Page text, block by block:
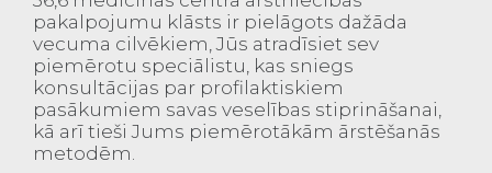
pakalpojumu klāsts ir pielāgots dažāda
vecuma cilvēkiem, Jūs atradīsiet sev
piemērotu speciālistu, kas sniegs
konsultācijas par profilaktiskiem
pasākumiem savas veselības stiprināšanai,
kā arī tieši Jums piemērotākām ārstēšanās
metodēm.